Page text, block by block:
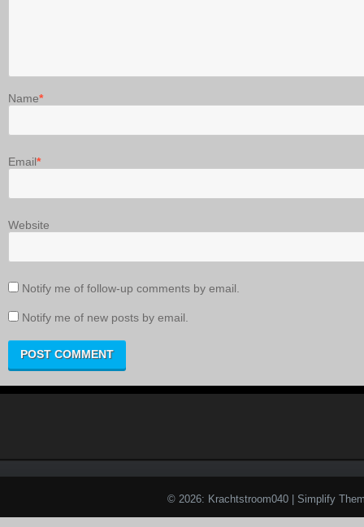
Name*
Email*
Website
Notify me of follow-up comments by email.
Notify me of new posts by email.
© 2026: Krachtstroom040 | Simplify